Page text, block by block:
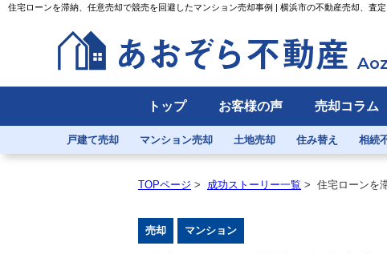
住宅ローンを滞納、任意売却で競売を回避したマンション売却事例 | 横浜市の不動産売却、査
トップ お客様の声 売却コラム
戸建て売却 マンション売却 土地売却 住み替え 相続
TOPページ > 成功ストーリー一覧 > 住宅ローンを
売却 マンション